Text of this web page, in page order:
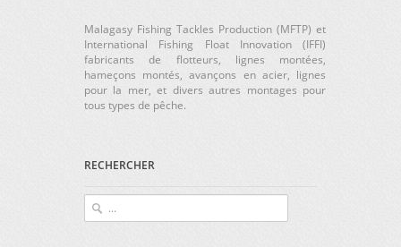
Malagasy Fishing Tackles Production (MFTP) et
International Fishing Float Innovation (IFFI)
fabricants de flotteurs, lignes montées,
hameçons montés, avançons en acier, lignes
pour la mer, et divers autres montages pour
tous types de pêche.
RECHERCHER